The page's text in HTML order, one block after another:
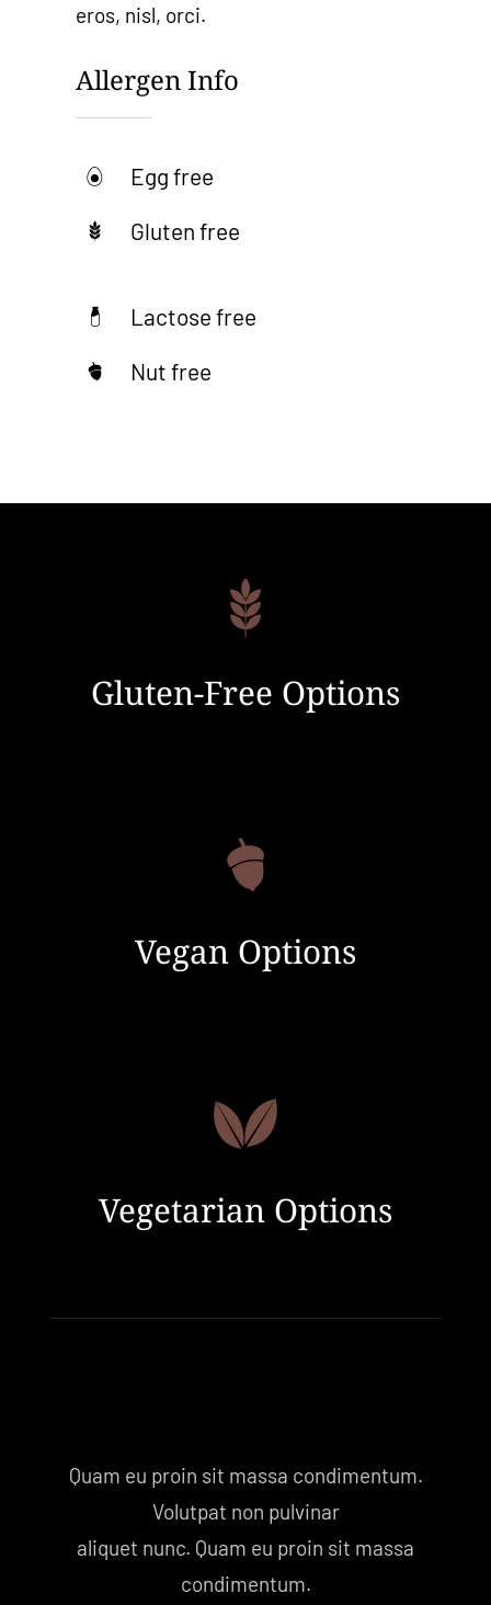
eros, nisl, orci.
Allergen Info
Egg free
Gluten free
Lactose free
Nut free
Gluten-Free Options
Vegan Options
Vegetarian Options
Quam eu proin sit massa condimentum.
Volutpat non pulvinar
aliquet nunc. Quam eu proin sit massa
condimentum.